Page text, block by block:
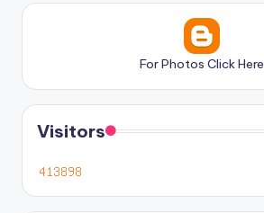
For Photos Click Here
Visitors